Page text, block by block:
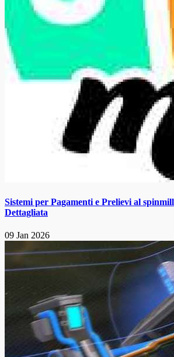
Sistemi per Pagamenti e Prelievi al
Dettagliata
09 Jan 2026